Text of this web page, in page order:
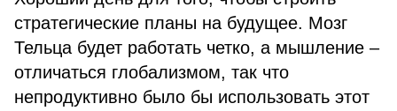
стратегические планы на будущее. Мозг
Тельца будет работать четко, а мышление –
отличаться глобализмом, так что
непродуктивно было бы использовать этот